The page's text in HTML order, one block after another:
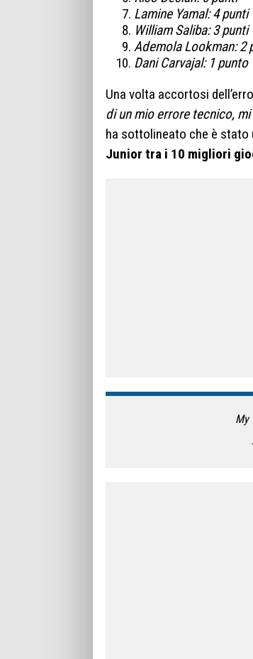
Lamine Yamal: 4 punti
William Saliba: 3 punti
Ademola Lookman: 2
Dani Carvajal: 1 punto
Una volta accortosi
di un mio errore tecnico,
ha sottolineato che è stato
Junior tra i 10 migliori
My